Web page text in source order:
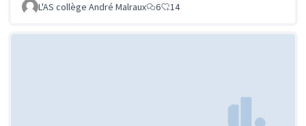
L'AS collège André Malraux
6 14